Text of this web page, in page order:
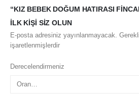
“KIZ BEBEK DOĞUM HATIRASI
ILK KIŞI SIZ OLUN
E-posta adresiniz yayınlanmayacak.
işaretlenmişlerdir
Derecelendirmeniz